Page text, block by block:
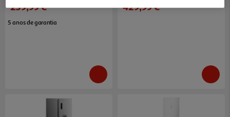
239,99 €
5 anos de garantia
429,99 €